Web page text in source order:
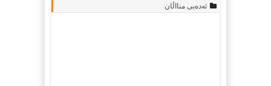
ئەدەبی منااڵان